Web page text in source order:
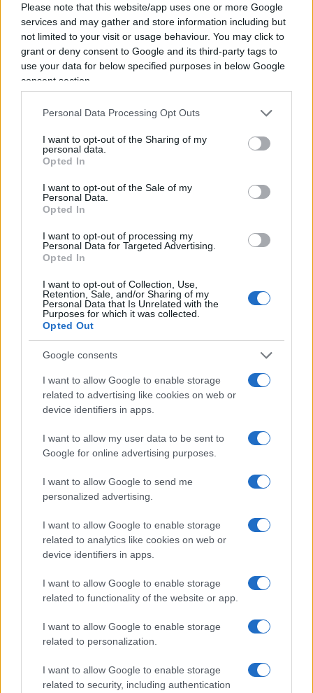
Please note that this website/app uses one or more Google
services and may gather and store information including but
not limited to your visit or usage behaviour. You may click to
grant or deny consent to Google and its third-party tags to
use your data for below specified purposes in below Google
consent section.
Personal Data Processing Opt Outs
I want to opt-out of the Sharing of my
personal data.
Opted In
I want to opt-out of the Sale of my
Personal Data.
Opted In
I want to opt-out of processing my
Personal Data for Targeted Advertising.
Opted In
I want to opt-out of Collection, Use,
Retention, Sale, and/or Sharing of my
Personal Data that Is Unrelated with the
Purposes for which it was collected.
Opted Out
Google consents
I want to allow Google to enable storage
related to advertising like cookies on web or
device identifiers in apps.
I want to allow my user data to be sent to
Google for online advertising purposes.
I want to allow Google to send me
personalized advertising.
I want to allow Google to enable storage
related to analytics like cookies on web or
device identifiers in apps.
I want to allow Google to enable storage
related to functionality of the website or app.
I want to allow Google to enable storage
related to personalization.
I want to allow Google to enable storage
related to security, including authentication
– ma leggo da una tua intervista alMattinoin cui
dici ‘Tra alcol e cocaina: in un’orgia una voce mi
ha salvato’.Ti sei fatto di tutto nella vitae ora
rompi le balle sul vaccino?”.
Scontato il putiferio. “Tu sei una persona
disdicevole, ignorante
, tiri fuori l’unico momento
di debolezza che ho avuto nella mia vita”, si
difende Brosio. “Ma io lo rispetto”, ribatte
Parenzo, “però non parlare del vaccino”. Il resto è
“Vergognoso, ignorante, poveretto”, elenca Brosio
riferendosi alle qualità umane dell’avversario. “Mi
sono convertito, ho la mia fede, è stato un
periodo circoscritto della mia vita e lo usi come
argomento contro quello che dico sul vaccino”.
Poi conclude: “Fai vomitare: mi fai pena, sei un
poveretto”.
#DAVID PARENZO #PAOLO BROSIO
49
Vignetta del 07/08/2026
Vai all'archivio delle vignette